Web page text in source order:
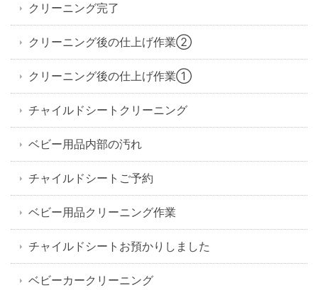
クリーニング完了
クリーニング後の仕上げ作業②
クリーニング後の仕上げ作業①
チャイルドシートクリーニング
ベビー用品内部の汚れ
チャイルドシートご予約
ベビー用品クリーニング作業
チャイルドシートお預かりしました
ベビーカークリーニング